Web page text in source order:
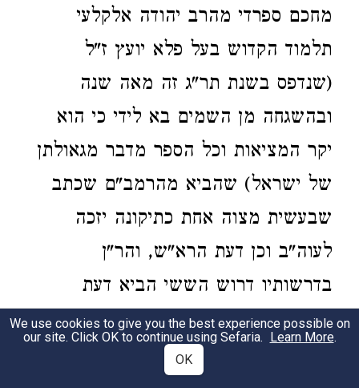
מחכם ספרדי מהרב יהודה אלקלעי
תלמוד הקדוש בעל פלא יועץ ז"ל
(שנדפס בשנת תר"ג זה מאה שנה
ובהשגחה מן השמים בא לידי כי הוא
יקר המציאות וכל הספר מדבר מגאולתן
של ישראל) שהביא מהרמב"ם שכתב
שבעשית מצוה אחת כתיקונה יזכה
לעוה"ב וכן דעת הרא"ש, והר"ן
בדרשותיו דרוש הששי הביא דעת
הרמב"ם בזה והוסיף דצריך שיהי' מצוה
זו מצוה של ערך גדול שיהי' שקול כנגד
We use cookies to give you the best experience possible on
our site. Click OK to continue using Sefaria. Learn More.
OK